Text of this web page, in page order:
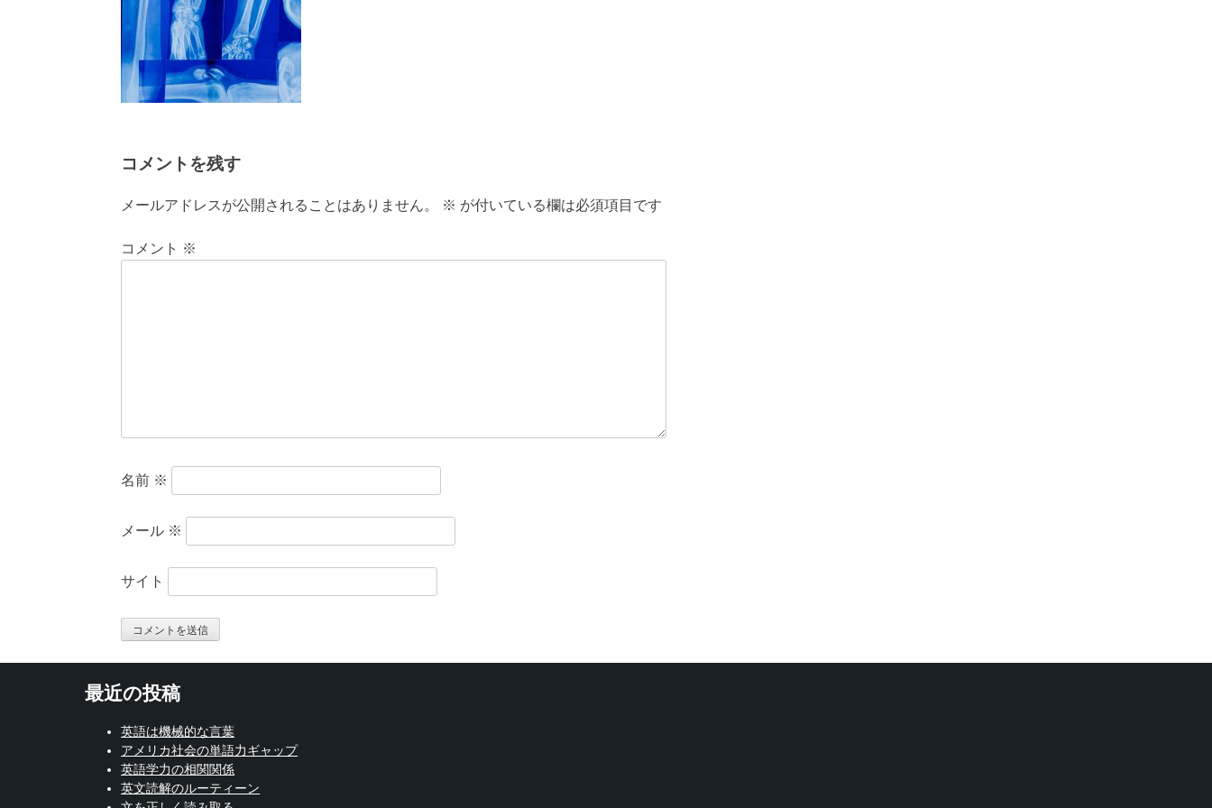
コメントを残す
メールアドレスが公開されることはありません。 ※ が付いている欄は必須項目です
コメント ※
名前 ※
メール ※
サイト
最近の投稿
英語は機械的な言葉
アメリカ社会の単語力ギャップ
英語学力の相関関係
英文読解のルーティーン